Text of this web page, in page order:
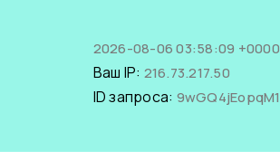
2026-08-06 03:58:09 +0000
Ваш IP: 216.73.217.50
ID запроса: 9wGQ4jEopqM1